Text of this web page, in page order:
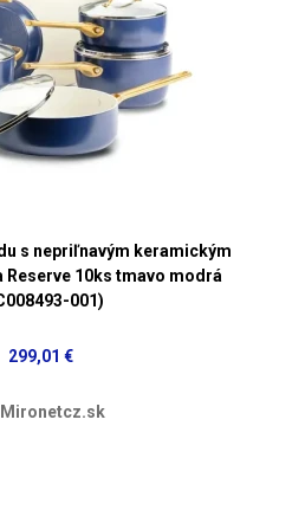
s nepriľnavým keramickým
Reserve 10ks tmavo modrá
001)
299,01 €